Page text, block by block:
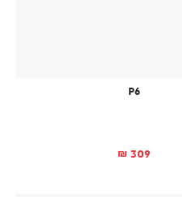
P6
₪ 309